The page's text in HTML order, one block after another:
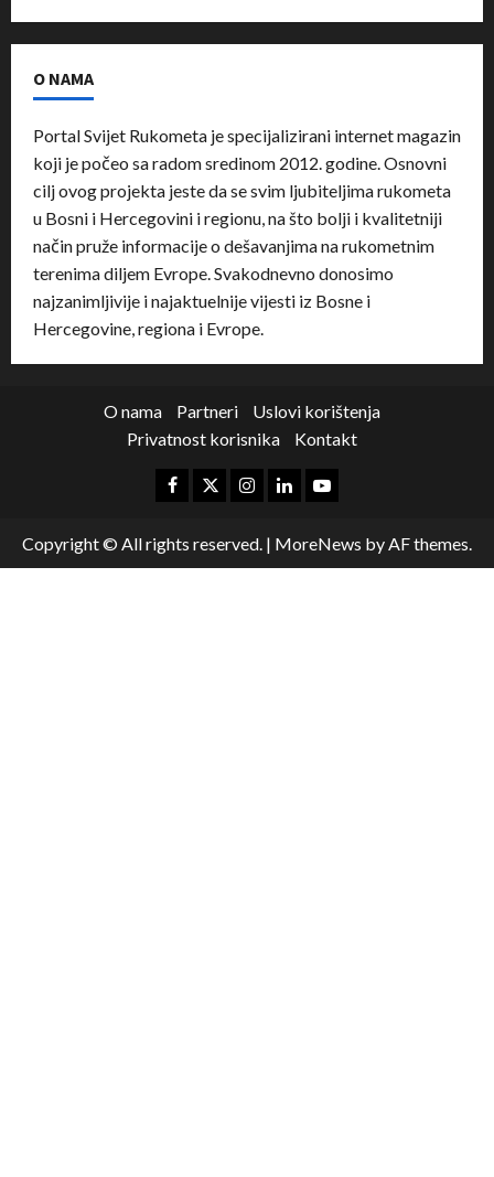
O NAMA
Portal Svijet Rukometa je specijalizirani internet magazin
koji je počeo sa radom sredinom 2012. godine. Osnovni
cilj ovog projekta jeste da se svim ljubiteljima rukometa
u Bosni i Hercegovini i regionu, na što bolji i kvalitetniji
način pruže informacije o dešavanjima na rukometnim
terenima diljem Evrope. Svakodnevno donosimo
najzanimljivije i najaktuelnije vijesti iz Bosne i
Hercegovine, regiona i Evrope.
O nama Partneri
Uslovi korištenja
Privatnost korisnika
Kontakt
Copyright © All rights reserved. | MoreNews by AF themes.